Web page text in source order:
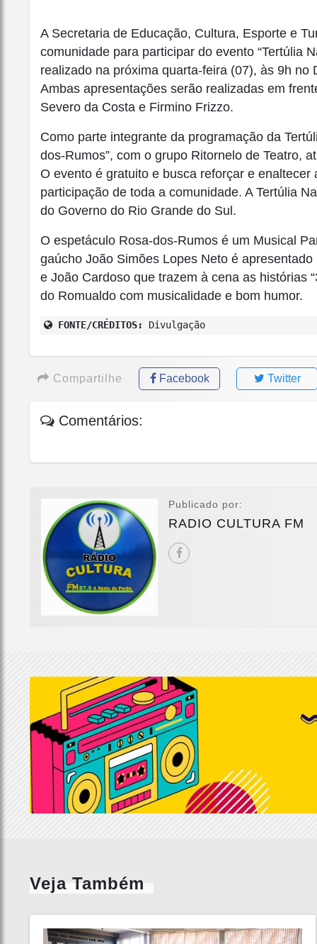
A Secretaria de Educação, Cultura, Esporte e
comunidade para participar do evento “Tertúlia
realizado na próxima quarta-feira (07), às 9h
Ambas apresentações serão realizadas em
Severo da Costa e Firmino Frizzo.
Como parte integrante da programação da
dos-Rumos”, com o grupo Ritornelo de Teatro,
O evento é gratuito e busca reforçar e
participação de toda a comunidade. A Tertúlia
do Governo do Rio Grande do Sul.
O espetáculo Rosa-dos-Rumos é um Musical
gaúcho João Simões Lopes Neto é
e João Cardoso que trazem à cena as histórias
do Romualdo com musicalidade e bom humor.
FONTE/CRÉDITOS: Divulgação
Compartilhe Facebook Twitter
Comentários:
Publicado por:
RADIO CULTURA FM
Veja Também